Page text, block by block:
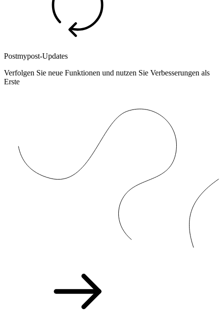
Postmypost-Updates
Verfolgen Sie neue Funktionen und nutzen Sie Verbesserungen als
Erste